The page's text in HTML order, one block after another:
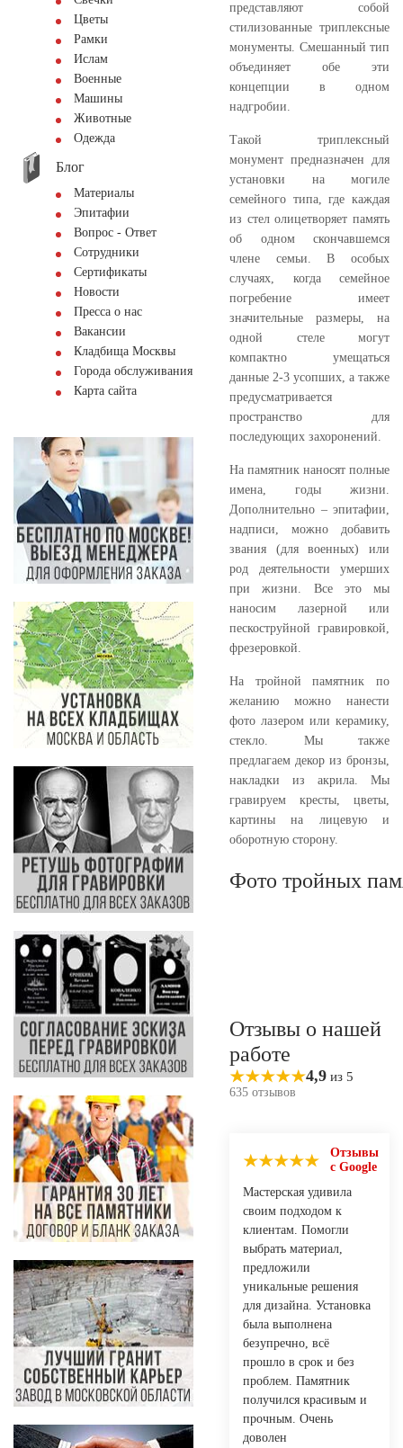
Цветы
Рамки
Ислам
Военные
Машины
Животные
Одежда
Блог
Материалы
Эпитафии
Вопрос - Ответ
Сотрудники
Сертификаты
Новости
Пресса о нас
Вакансии
Кладбища Москвы
Города обслуживания
Карта сайта
представляют собой
стилизованные триплексные
монументы. Смешанный тип
объединяет обе эти
концепции в одном
надгробии.
Такой триплексный
монумент предназначен для
установки на могиле
семейного типа, где каждая
из стел олицетворяет память
об одном скончавшемся
члене семьи. В особых
случаях, когда семейное
погребение имеет
значительные размеры, на
одной стеле могут
компактно умещаться
данные 2-3 усопших, а также
предусматривается
пространство для
последующих захоронений.
На памятник наносят полные
имена, годы жизни.
Дополнительно – эпитафии,
надписи, можно добавить
звания (для военных) или
род деятельности умерших
при жизни. Все это мы
наносим лазерной или
пескоструйной гравировкой,
фрезеровкой.
На тройной памятник по
желанию можно нанести
фото лазером или керамику,
стекло. Мы также
предлагаем декор из бронзы,
накладки из акрила. Мы
гравируем кресты, цветы,
картины на лицевую и
оборотную сторону.
Фото тройных
Отзывы о нашей
работе
4,9 из 5
635 отзывов
Отзывы
с Google
Мастерская удивила
своим подходом к
клиентам. Помогли
выбрать материал,
предложили
уникальные решения
для дизайна. Установка
была выполнена
безупречно, всё
прошло в срок и без
проблем. Памятник
получился красивым и
прочным. Очень
доволен